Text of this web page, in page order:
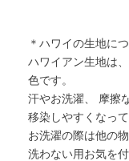
＊ハワイの生地に
ハワイアン生地は
色です。
汗やお洗濯、 摩擦
移染しやすくなって
お洗濯の際は他の
洗わない用お気を付